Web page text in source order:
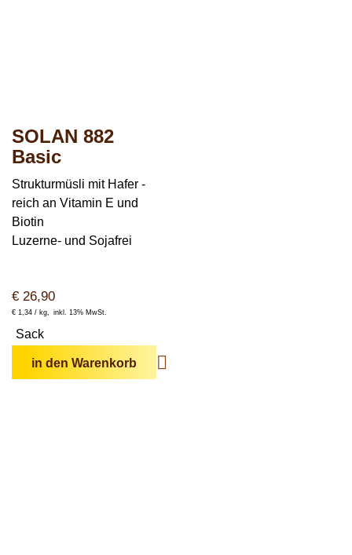
SOLAN 882
Basic
Strukturmüsli mit Hafer -
reich an Vitamin E und
Biotin
Luzerne- und Sojafrei
€ 26,90
€ 1,34 / kg inkl. 13% MwSt.
Sack
in den Warenkorb